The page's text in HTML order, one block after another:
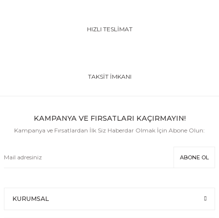
HIZLI TESLİMAT
TAKSİT İMKANI
KAMPANYA VE FIRSATLARI KAÇIRMAYIN!
Kampanya ve Fırsatlardan İlk Siz Haberdar Olmak İçin Abone Olun:
ABONE OL
KURUMSAL